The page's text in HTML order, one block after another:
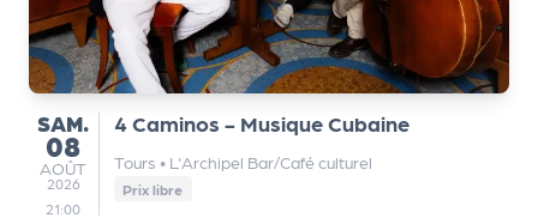
SAMEDI
SAM.
08
AOÛT
AOÛT
2026
21:00
4 Caminos - Musique Cubaine
Tours • L'Archipel Bar/Café culturel
Prix libre